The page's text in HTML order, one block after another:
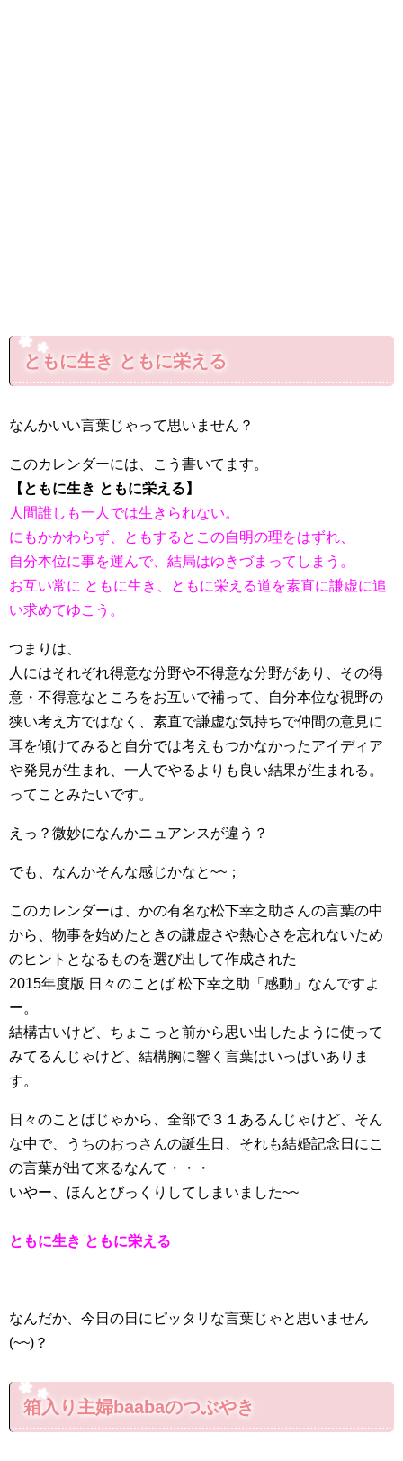
ともに生き ともに栄える
なんかいい言葉じゃって思いません？
このカレンダーには、こう書いてます。
【ともに生き ともに栄える】
人間誰しも一人では生きられない。
にもかかわらず、ともするとこの自明の理をはずれ、
自分本位に事を運んで、結局はゆきづまってしまう。
お互い常に ともに生き、ともに栄える道を素直に謙虚に追
い求めてゆこう。
つまりは、
人にはそれぞれ得意な分野や不得意な分野があり、その得
意・不得意なところをお互いで補って、自分本位な視野の
狭い考え方ではなく、素直で謙虚な気持ちで仲間の意見に
耳を傾けてみると自分では考えもつかなかったアイディア
や発見が生まれ、一人でやるよりも良い結果が生まれる。
ってことみたいです。
えっ？微妙になんかニュアンスが違う？
でも、なんかそんな感じかなと~~；
このカレンダーは、かの有名な松下幸之助さんの言葉の中
から、物事を始めたときの謙虚さや熱心さを忘れないため
のヒントとなるものを選び出して作成された
2015年度版 日々のことば 松下幸之助「感動」なんですよ
ー。
結構古いけど、ちょこっと前から思い出したように使って
みてるんじゃけど、結構胸に響く言葉はいっぱいありま
す。
日々のことばじゃから、全部で３１あるんじゃけど、そん
な中で、うちのおっさんの誕生日、それも結婚記念日にこ
の言葉が出て来るなんて・・・
いやー、ほんとびっくりしてしまいました~~
ともに生き ともに栄える
なんだか、今日の日にピッタリな言葉じゃと思いません
(~~)？
箱入り主婦baabaのつぶやき